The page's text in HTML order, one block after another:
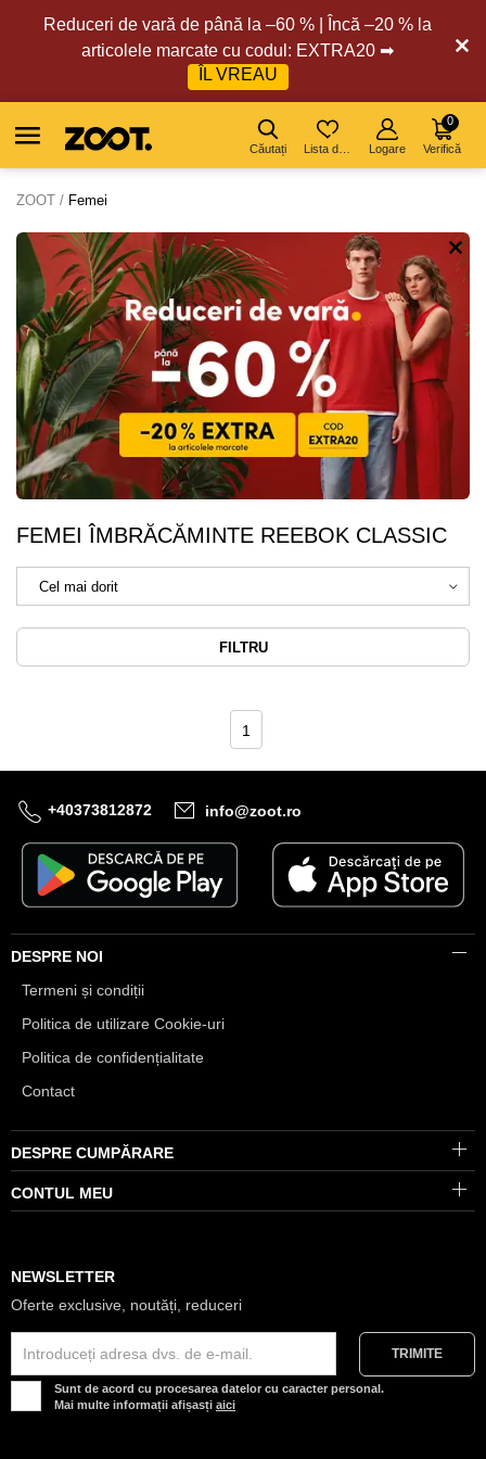
Reduceri de vară de până la –60 % | Încă –20 % la
articolele marcate cu codul: EXTRA20 ➡
ÎL VREAU
Căutați Logare Verifică
0
ZOOT Femei
FEMEI ÎMBRĂCĂMINTE REEBOK CLASSIC
FILTRU
1
+40373812872 info@zoot.ro
DESPRE NOI
Termeni și condiții
Politica de utilizare Cookie-uri
Politica de confidențialitate
Contact
DESPRE CUMPĂRARE
CONTUL MEU
NEWSLETTER
Oferte exclusive, noutăți, reduceri
Sunt de acord cu procesarea datelor cu caracter personal.
Mai multe informații afișasți aici